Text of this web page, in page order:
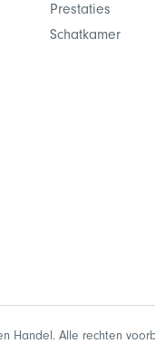
Prestaties
Schatkamer
Handel. Alle rechten